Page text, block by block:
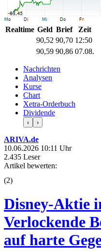
Realtime Geld Brief
Zeit
90,52 90,70 12:50
90,59 90,86 07.08.
Nachrichten
Analysen
Kurse
Chart
Xetra-Orderbuch
Dividende
‹ ›
ARIVA.de
10.06.2026 10:11 Uhr
2.435 Leser
Artikel bewerten:
(2)
Disney-Aktie
Verlockende
auf harte